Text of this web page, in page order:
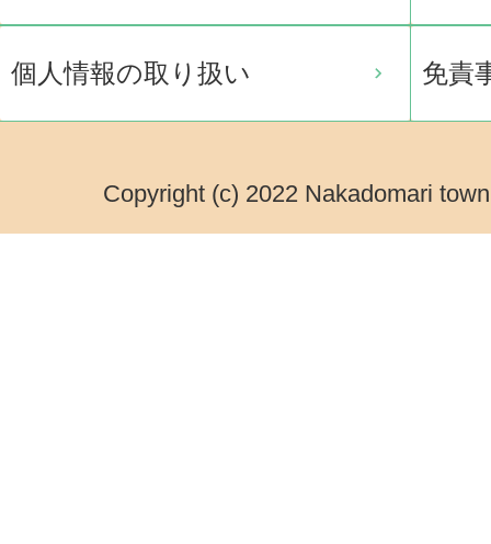
個人情報の取り扱い 免責
Copyright (c) 2022 Nakadomari